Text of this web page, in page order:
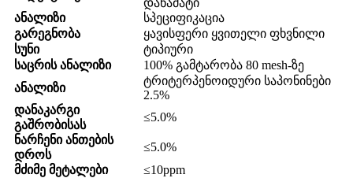
დანამატი
ანალიზი
სპეციფიკაცია
გარეგნობა
ყავისფერი ყვითელი ფხვნილი
სუნი
ტიპიური
საცრის ანალიზი
100% გამტარობა 80 mesh-ზე
ანალიზი
ტრიტერპენოიდური საპონინები
2.5%
დანაკარგი
გაშრობისას
≤5.0%
ნარჩენი ანთების
დროს
≤5.0%
მძიმე მეტალები
≤10ppm